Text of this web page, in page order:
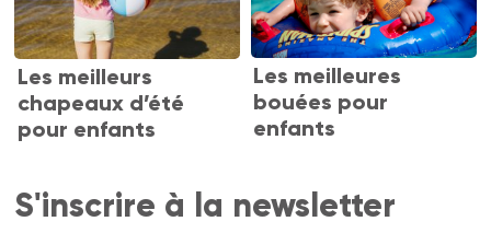
Les meilleurs
chapeaux d’été
pour enfants
Les meilleures
bouées pour
enfants
S'inscrire à la newsletter